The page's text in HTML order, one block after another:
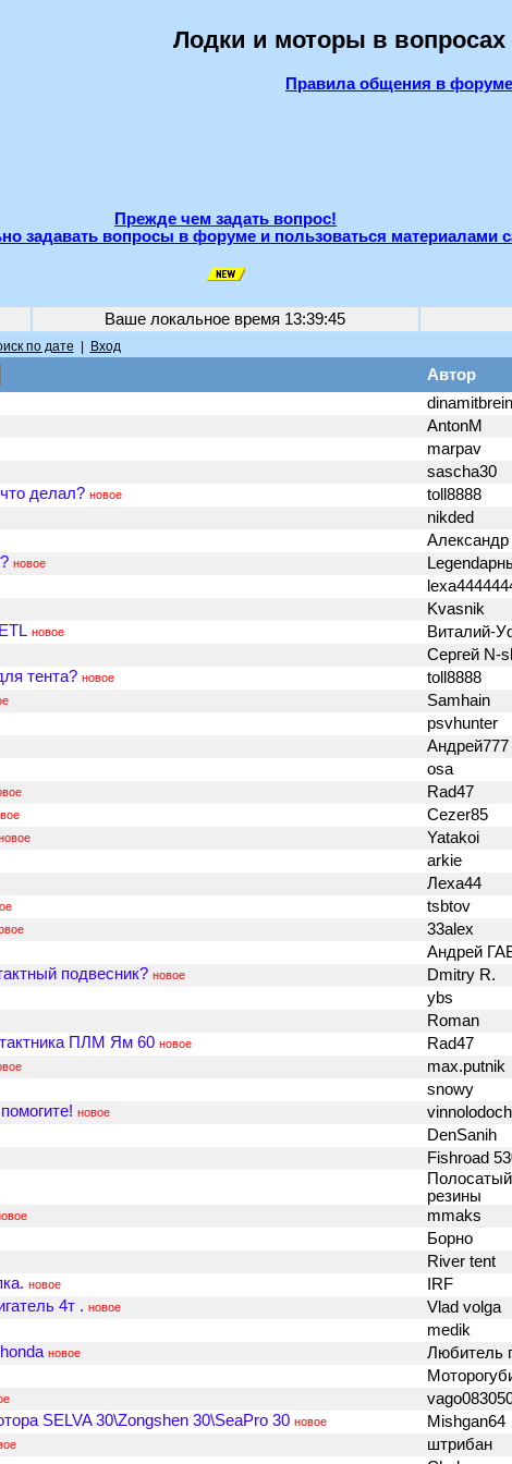
Лодки и моторы в вопросах
Правила общения в форуме
Прежде чем задать вопрос!
задавать вопросы в форуме и пользоваться материалами
Ваше локальное время 13:39:45
по дате Вход
Автор
dinamitbrein
AntonM
marpav
sascha30
делал? новое toll8888
nikded
Александр
новое
Kvasnik
новое Виталий-
Сергей N-
тента? новое toll8888
Samhain
psvhunter
Андрей777
osa
Rad47
Cezer85
Yatakoi
arkie
Леха44
tsbtov
33alex
Андрей
подвесник? новое Dmitry R.
ybs
Roman
тактника ПЛМ Ям 60 новое Rad47
max.putnik
snowy
новое
DenSanih
Fishroad
резины
mmaks
Борно
River tent
новое IRF
4т . новое Vlad volga
medik
новое Любитель
SELVA 30\Zongshen 30\SeaPro 30 новое Mishgan64
штрибан